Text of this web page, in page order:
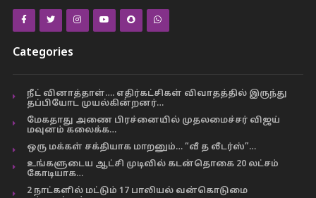
Categories
நீட் வினாத்தாள்…. எதிர்கட்சிகள் விவாதத்தில் இருந்து
தப்பியோட முயல்கின்றனர்…
மேகதாது அணை பிரச்னையில் முதலமைச்சர் விஜய்
மவுனம் கலைக்க…
ஒரு மக்கள் சக்தியாக மாறனும்… “வீ த லீடர்ஸ்”…
உங்களுடைய ஆட்சி முடிவில் கடன்தொகை 20 லட்சம்
கோடியாக…
2 நாட்களில் மட்டும் 17 பாலியல் வன்கொடுமை